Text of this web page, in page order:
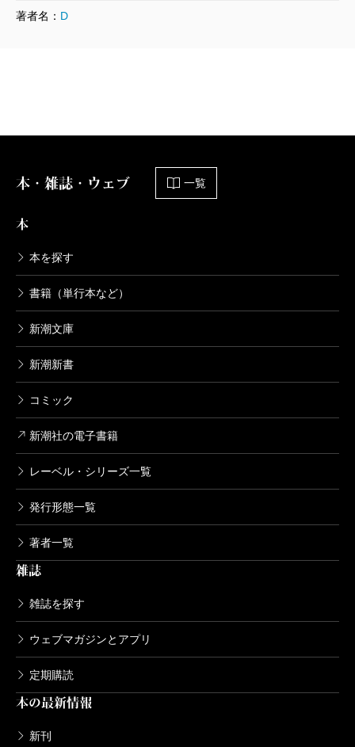
著者名： D
本・雑誌・ウェブ 一覧
本
本を探す
書籍（単行本など）
新潮文庫
新潮新書
コミック
新潮社の電子書籍
レーベル・シリーズ一覧
発行形態一覧
著者一覧
雑誌
雑誌を探す
ウェブマガジンとアプリ
定期購読
本の最新情報
新刊